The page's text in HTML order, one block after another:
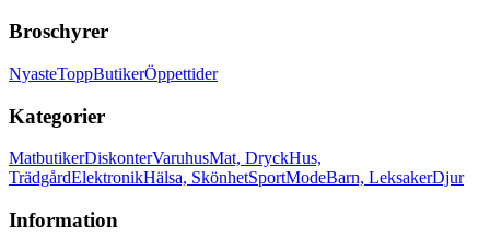
Broschyrer
NyasteToppButikerÖppettider
Kategorier
MatbutikerDiskonterVaruhusMat, DryckHus,
TrädgårdElektronikHälsa, SkönhetSportModeBarn, LeksakerDjur
Information